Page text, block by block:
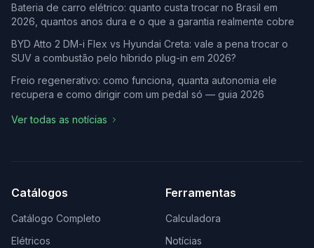
Bateria de carro elétrico: quanto custa trocar no Brasil em
2026, quantos anos dura e o que a garantia realmente cobre
BYD Atto 2 DM-i Flex vs Hyundai Creta: vale a pena trocar o
SUV a combustão pelo híbrido plug-in em 2026?
Freio regenerativo: como funciona, quanta autonomia ele
recupera e como dirigir com um pedal só — guia 2026
Ver todas as notícias
Catálogos
Catálogo Completo
Elétricos
Ferramentas
Calculadora
Notícias